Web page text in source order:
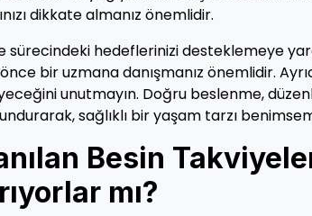
dikkate almanız önemlidir.
hedeflerinizi desteklemeye
bir uzmana danışmanız önemlidir.
unutmayın. Doğru beslenme,
sağlıklı bir yaşam tarzı
Besin
mı?